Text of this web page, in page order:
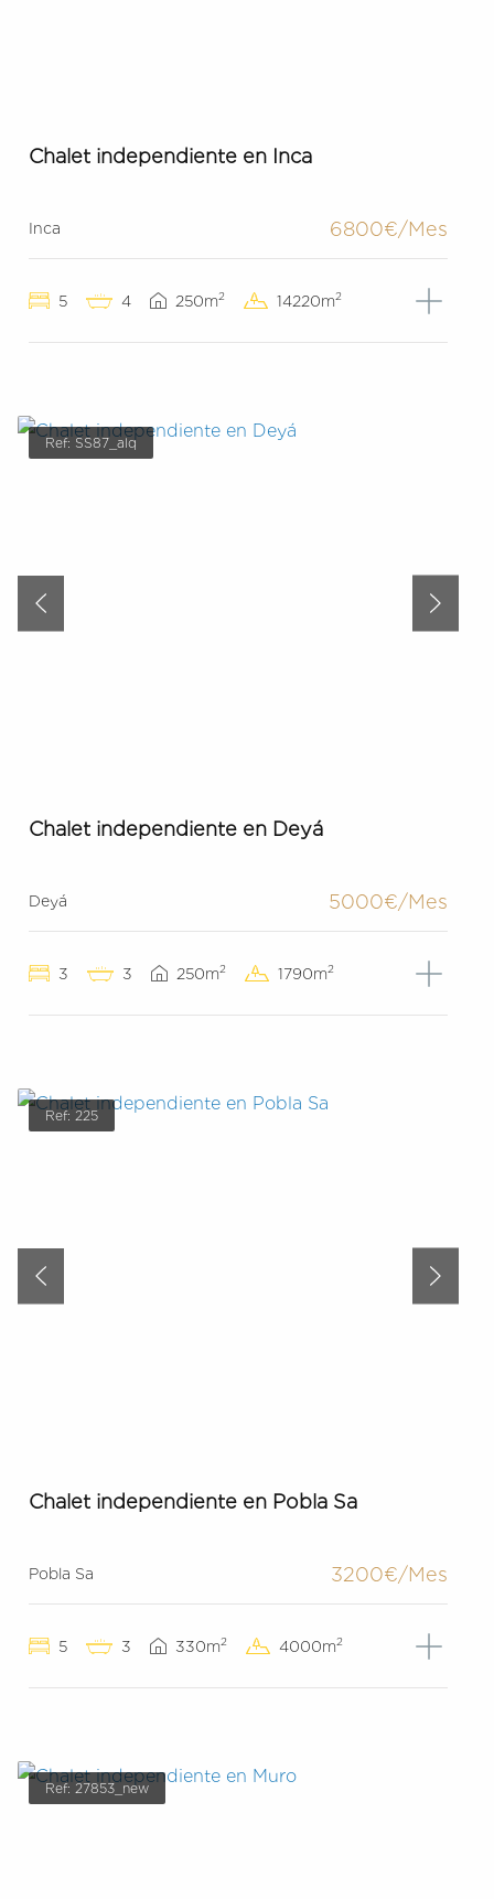
Chalet independiente en Inca
Inca 6800€/Mes
5 4 250m2 14220m2
Ref: SS87_alq
Chalet independiente en Deyá
Deyá 5000€/Mes
3 3 250m2 1790m2
Ref: 225
Chalet independiente en Pobla Sa
Pobla Sa 3200€/Mes
5 3 330m2 4000m2
Ref: 27853_new